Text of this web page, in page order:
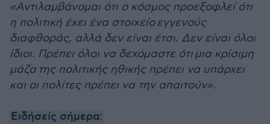
«Αντιλαμβάνομαι ότι ο κόσμος προεξοφλεί ότι
η πολιτική έχει ένα στοιχείο εγγενούς
διαφθοράς, αλλά δεν είναι έτσι. Δεν είναι όλοι
ίδιοι. Πρέπει όλοι να δεχόμαστε ότι μια κρίσιμη
μάζα της πολιτικής ηθικής πρέπει να υπάρχει
και οι πολίτες πρέπει να την απαιτούν».
Ειδήσείς σήμερα: